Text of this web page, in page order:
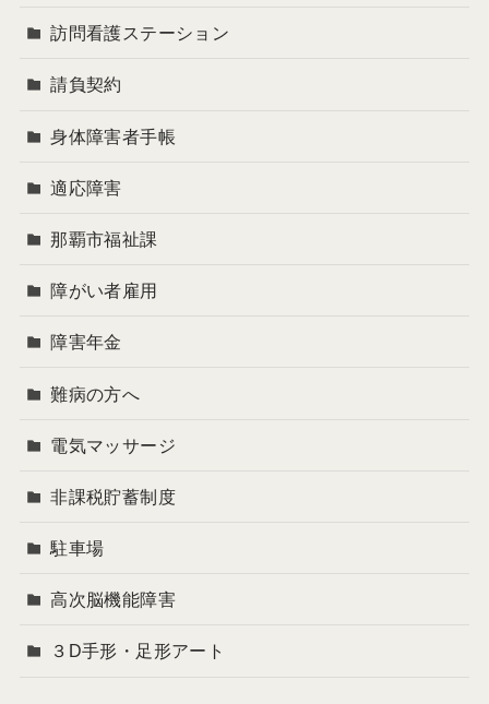
訪問看護ステーション
請負契約
身体障害者手帳
適応障害
那覇市福祉課
障がい者雇用
障害年金
難病の方へ
電気マッサージ
非課税貯蓄制度
駐車場
高次脳機能障害
３D手形・足形アート